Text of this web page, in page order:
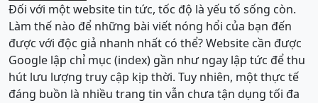
Đối với một website tin tức, tốc độ là yếu tố sống còn.
Làm thế nào để những bài viết nóng hổi của bạn đến
được với độc giả nhanh nhất có thể? Website cần được
Google lập chỉ mục (index) gần như ngay lập tức để thu
hút lưu lượng truy cập kịp thời. Tuy nhiên, một thực tế
đáng buồn là nhiều trang tin vẫn chưa tận dụng tối đa